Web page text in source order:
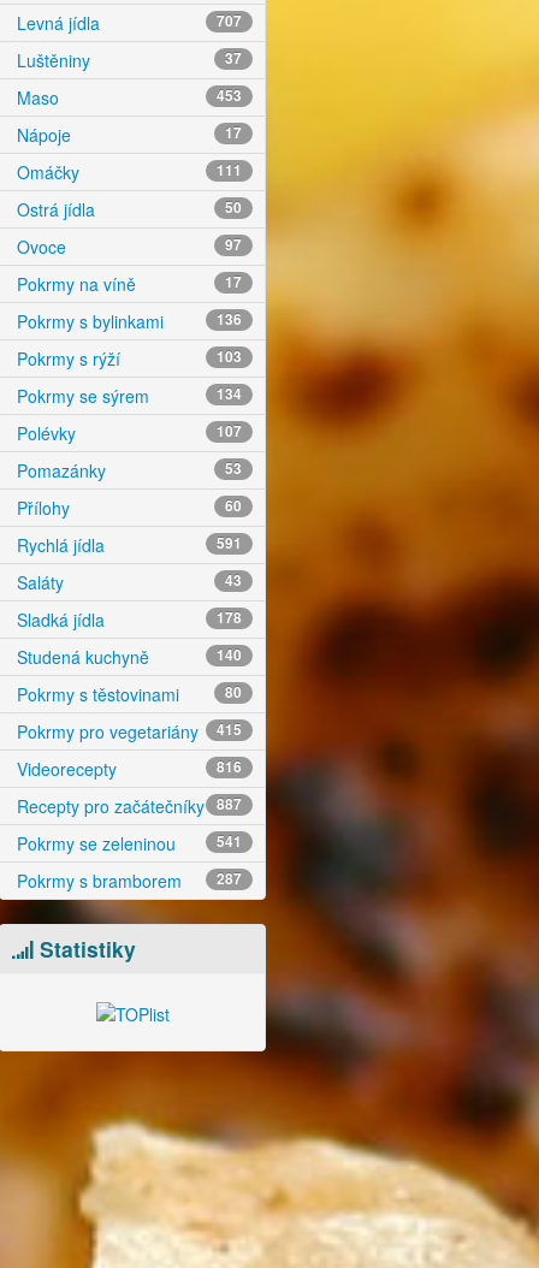
Levná jídla 707
Luštěniny 37
Maso 453
Nápoje 17
Omáčky 111
Ostrá jídla 50
Ovoce 97
Pokrmy na víně 17
Pokrmy s bylinkami 136
Pokrmy s rýží 103
Pokrmy se sýrem 134
Polévky 107
Pomazánky 53
Přílohy 60
Rychlá jídla 591
Saláty 43
Sladká jídla 178
Studená kuchyně 140
Pokrmy s těstovinami 80
Pokrmy pro vegetariány 415
Videorecepty 816
Recepty pro začátečníky 887
Pokrmy se zeleninou 541
Pokrmy s bramborem 287
Statistiky